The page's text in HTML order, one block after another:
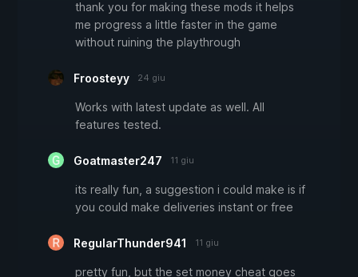
thank you for making these mods it helps
me progress a little faster in the game
without ruining the playthrough
Froosteyy 24 giu
Works with latest update as well. All
features tested.
Goatmaster247 11 giu
its really fun, a suggestion i could make is if
you could make deliveries instant or free
RegularThunder941 11 giu
pretty fun, but the set money cheat goes